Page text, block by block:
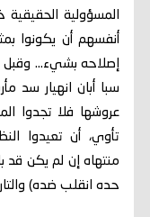
المسؤولية
أنفسهم أن يكونوا
إصلاحه بشيء... وقبل
سبا أبان انهيار سد
عروشها فلا تجدوا
تأوي، أن تعيدوا
منتهاه إن لم يكن قد
حده انقلب ضده)